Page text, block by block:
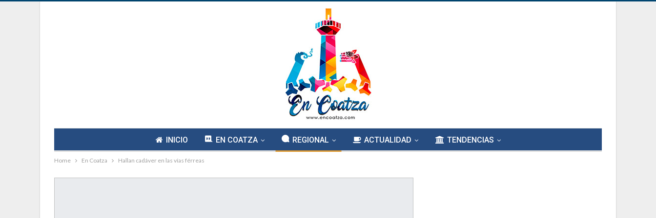
INICIO EN COATZA REGIONAL ACTUALIDAD TENDENCIAS
Home En Coatza Hallan cadáver en las vías férreas